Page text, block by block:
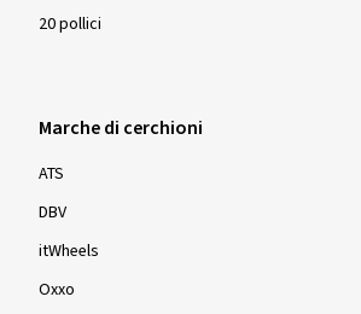
20 pollici
Marche di cerchioni
ATS
DBV
itWheels
Oxxo